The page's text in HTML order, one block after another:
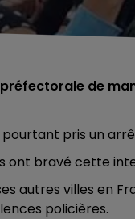
de
pris un
ont bravé cette
autres villes en
policières.